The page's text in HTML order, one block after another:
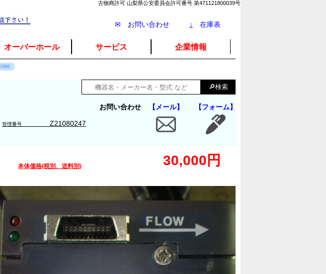
古物商許可 山梨県公安委員会許可番号 第471121800039号
✉ お問い合わせ ↓ 在庫表
オーバーホール サービス 企業情報
お問い合わせ 【メール】 【フォーム】
管理番号 Z21080247
本体価格(税別、送料別) 30,000円